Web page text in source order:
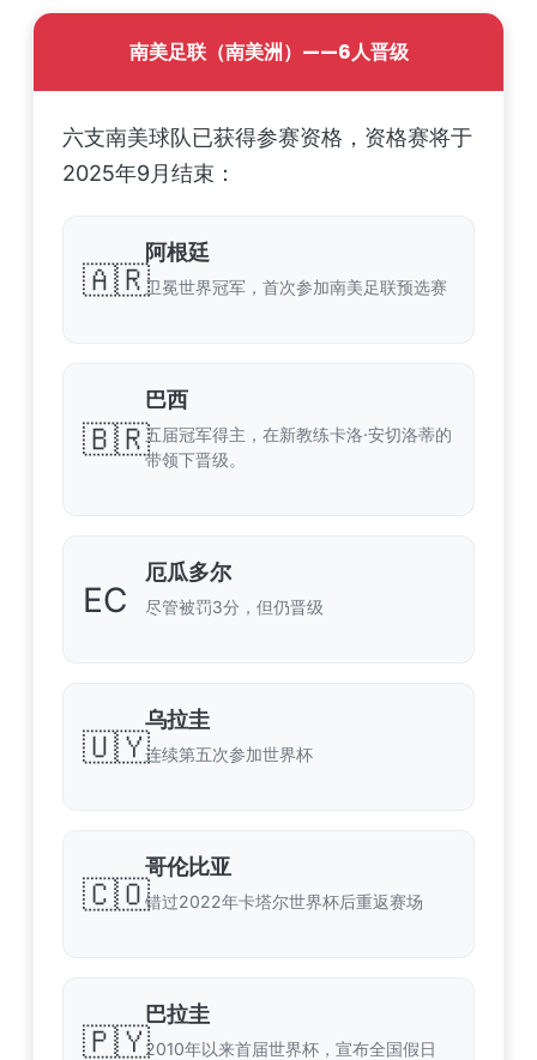
南美足联（南美洲）——6人晋级
六支南美球队已获得参赛资格，资格赛将于
2025年9月结束：
🇦🇷
阿根廷
卫冕世界冠军，首次参加南美足联预选赛
🇧🇷
巴西
五届冠军得主，在新教练卡洛·安切洛蒂的
带领下晋级。
EC
厄瓜多尔
尽管被罚3分，但仍晋级
🇺🇾
乌拉圭
连续第五次参加世界杯
🇨🇴
哥伦比亚
错过2022年卡塔尔世界杯后重返赛场
🇵🇾
巴拉圭
2010年以来首届世界杯，宣布全国假日